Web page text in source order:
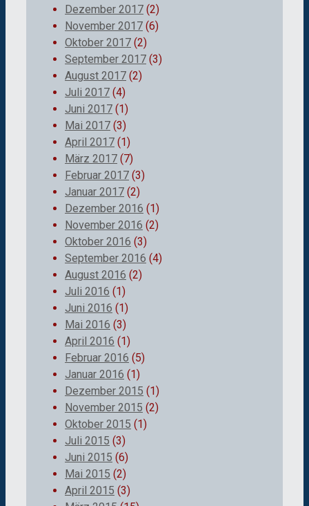
Dezember 2017 (2)
November 2017 (6)
Oktober 2017 (2)
September 2017 (3)
August 2017 (2)
Juli 2017 (4)
Juni 2017 (1)
Mai 2017 (3)
April 2017 (1)
März 2017 (7)
Februar 2017 (3)
Januar 2017 (2)
Dezember 2016 (1)
November 2016 (2)
Oktober 2016 (3)
September 2016 (4)
August 2016 (2)
Juli 2016 (1)
Juni 2016 (1)
Mai 2016 (3)
April 2016 (1)
Februar 2016 (5)
Januar 2016 (1)
Dezember 2015 (1)
November 2015 (2)
Oktober 2015 (1)
Juli 2015 (3)
Juni 2015 (6)
Mai 2015 (2)
April 2015 (3)